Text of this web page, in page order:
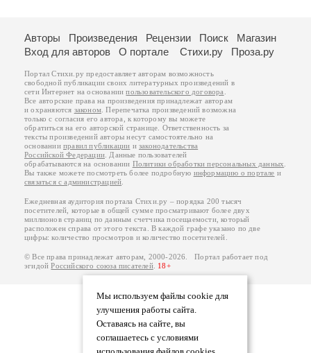
Мы используем файлы cookie для
улучшения работы сайта.
Оставаясь на сайте, вы
соглашаетесь с условиями
Авторы Произведения Рецензии Поиск
Магазин
Вход для авторов
О портале Стихи.ру Проза.ру
Портал Стихи.ру предоставляет авторам возможность
свободной публикации своих литературных произведений в
сети Интернет на основаниипользовательского договора
Все авторские права на произведения принадлежат авторам
и охраняются законом . Перепечатка произведений возможна
только с согласия его автора, к которому вы можете
обратиться на его авторской странице. Ответственность за
тексты произведений авторы несут самостоятельно на
основанииправил публикации изаконодательства
Российской Федерации . Данные пользователей
обрабатываются на основании Политики обработки персональных данных
Вы также можете посмотреть более подробную информацию о портале и
связаться с администрацией
Ежедневная аудитория портала Стихи.ру – порядка 200 тысяч
посетителей, которые в общей сумме просматривают более двух
миллионов страниц по данным счетчика посещаемости, который
расположен справа от этого текста. В каждой графе указано по две
цифры: количество просмотров и количество посетителей.
© Все права принадлежат авторам, 2000-2026. Портал работает под
эгидойРоссийского союза писателей. 18+